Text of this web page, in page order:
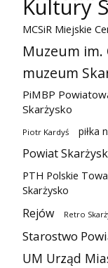
Kultury
MCSiR Miejskie
Muzeum im.
muzeum
PiMBP
Skarżysko
Piotr Kardyś piłka
Powiat
PTH Polskie
Skarżysko
Rejów Retro
Starostwo
UM Urząd